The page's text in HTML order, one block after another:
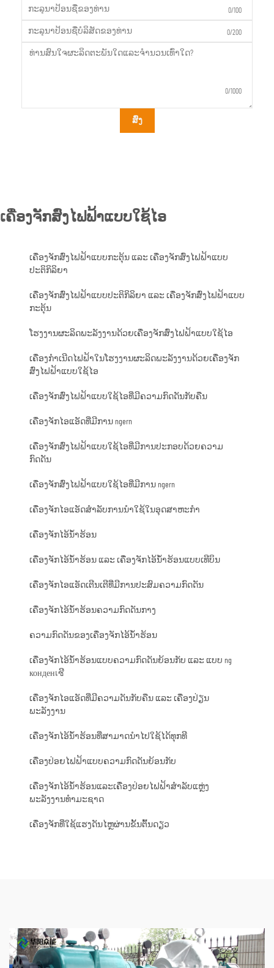
0/100
0/200
0/1000
ສົ່ງ
ເຄື່ອງຈັກສົ່ງໄຟຟ້າແບບໃຊ້ໄອ
ເຄື່ອງຈັກສົ່ງໄຟຟ້າແບບກະຕຸ້ນ ແລະ ເຄື່ອງຈັກສົ່ງໄຟຟ້າແບບ
ປະຕິກິລິຍາ
ເຄື່ອງຈັກສົ່ງໄຟຟ້າແບບປະຕິກິລິຍາ ແລະ ເຄື່ອງຈັກສົ່ງໄຟຟ້າແບບ
ກະຕຸ້ນ
ໂຮງງານຜະລິດພະລັງງານດ້ວຍເຄື່ອງຈັກສົ່ງໄຟຟ້າແບບໃຊ້ໄອ
ເຄື່ອງກຳເນີດໄຟຟ້າໃນໂຮງງານຜະລິດພະລັງງານດ້ວຍເຄື່ອງຈັກ
ສົ່ງໄຟຟ້າແບບໃຊ້ໄອ
ເຄື່ອງຈັກສົ່ງໄຟຟ້າແບບໃຊ້ໄອທີ່ມີຄວາມກົດດັນກັບຄືນ
ເຄື່ອງຈັກໄອແອັດທີ່ມີການ ngern
ເຄື່ອງຈັກສົ່ງໄຟຟ້າແບບໃຊ້ໄອທີ່ມີການປະກອບດ້ວຍຄວາມ
ກົດດັນ
ເຄື່ອງຈັກສົ່ງໄຟຟ້າແບບໃຊ້ໄອທີ່ມີການ ngern
ເຄື່ອງຈັກໄອແອັດສຳລັບການນຳໃຊ້ໃນອຸດສາຫະກຳ
ເຄື່ອງຈັກໄອ້ນ້ຳຮ້ອນ
ເຄື່ອງຈັກໄອ້ນ້ຳຮ້ອນ ແລະ ເຄື່ອງຈັກໄອ້ນ້ຳຮ້ອນແບບເທີບິນ
ເຄື່ອງຈັກໄອແອັດເຕີນເຕີທີ່ມີການປະສົມຄວາມກົດດັນ
ເຄື່ອງຈັກໄອ້ນ້ຳຮ້ອນຄວາມກົດດັນກາງ
ຄວາມກົດດັນຂອງເຄື່ອງຈັກໄອ້ນ້ຳຮ້ອນ
ເຄື່ອງຈັກໄອ້ນ້ຳຮ້ອນແບບຄວາມກົດດັນຍ້ອນກັບ ແລະ ແບບ ng
конденเซີ
ເຄື່ອງຈັກໄອແອັດທີ່ມີຄວາມດັນກັບຄືນ ແລະ ເຄື່ອງປ່ຽນ
ພະລັງງານ
ເຄື່ອງຈັກໄອ້ນ້ຳຮ້ອນທີ່ສາມາດນຳໄປໃຊ້ໄດ້ທຸກທີ
ເຄື່ອງປ່ອຍໄຟຟ້າແບບຄວາມກົດດັນຍ້ອນກັບ
ເຄື່ອງຈັກໄອ້ນ້ຳຮ້ອນແລະເຄື່ອງປ່ອຍໄຟຟ້າສຳລັບແຫຼ່ງ
ພະລັງງານທຳມະຊາດ
ເຄື່ອງຈັກທີ່ໃຊ້ແຮງດັນໄຫຼຜ່ານຂັ້ນຕົ້ນດຽວ